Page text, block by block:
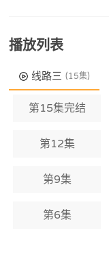
播放列表
线路三 (15集)
第15集完结
第12集
第9集
第6集